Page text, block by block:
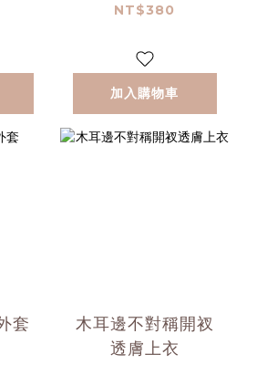
NT$380
加入購物車
套
木耳邊不對稱開衩
透膚上衣